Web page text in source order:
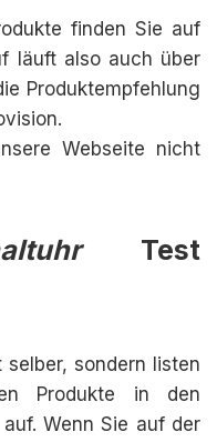
finden Sie auf
läuft also auch über
Produktempfehlung
Webseite nicht
Test
sondern listen
Produkte in den
Wenn Sie auf der